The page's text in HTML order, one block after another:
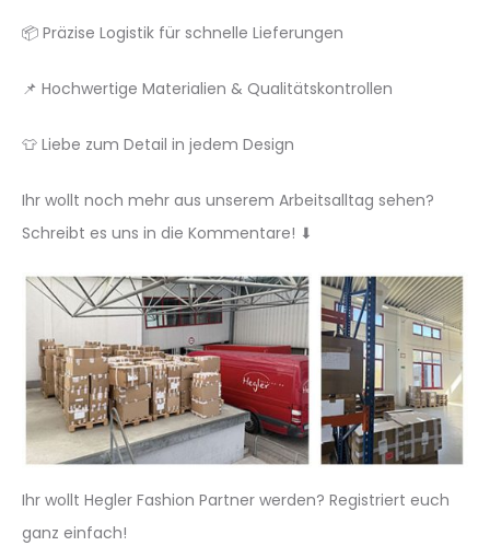
📦 Präzise Logistik für schnelle Lieferungen
📌 Hochwertige Materialien & Qualitätskontrollen
👕 Liebe zum Detail in jedem Design
Ihr wollt noch mehr aus unserem Arbeitsalltag sehen?
Schreibt es uns in die Kommentare! ⬇
Ihr wollt Hegler Fashion Partner werden? Registriert euch
ganz einfach!